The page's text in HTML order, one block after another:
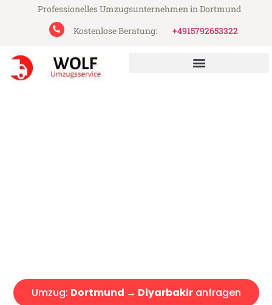
Professionelles Umzugsunternehmen in Dortmund
Kostenlose Beratung:
+4915792653322
Umzug: Dortmund → Diyarbakiranfragen